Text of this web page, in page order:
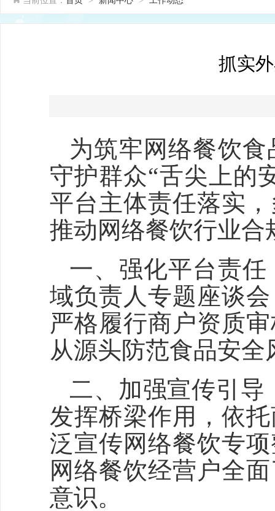
抓实
为筑牢网络餐饮
守护群众“舌尖上的
平台主体责任落实
推动网络餐饮行业合
一、强化平台责
域负责人专题座谈
严格履行商户资质
从源头防范食品安
二、加强宣传引导
发挥桥梁作用，依
泛宣传网络餐饮专
网络餐饮经营户全
意识。